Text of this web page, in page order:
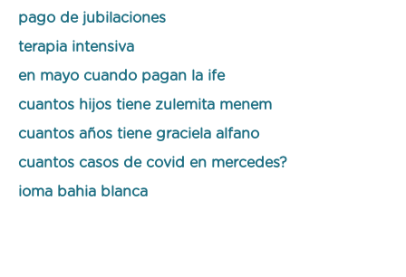
pago de jubilaciones
terapia intensiva
en mayo cuando pagan la ife
cuantos hijos tiene zulemita menem
cuantos años tiene graciela alfano
cuantos casos de covid en mercedes?
ioma bahia blanca